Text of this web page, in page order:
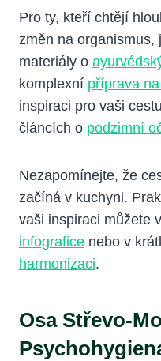
Pro ty, kteří chtějí
změn na organismus,
materiály o
komplexní příprava
inspiraci pro vaši
článcích o podzimní
Nezapomínejte, že
začíná v kuchyni.
vaši inspiraci můžete
infografice nebo v
harmonizaci.
Osa Střevo-